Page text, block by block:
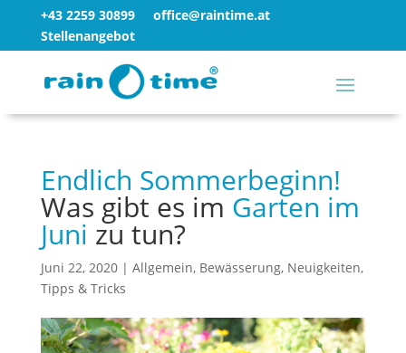
+43 2259 30899
office@raintime.at
Stellenangebot
Endlich Sommerbeginn!
Was gibt es im Garten im
Juni zu tun?
Juni 22, 2020| Allgemein, Bewässerung, Neuigkeiten,
Tipps & Tricks